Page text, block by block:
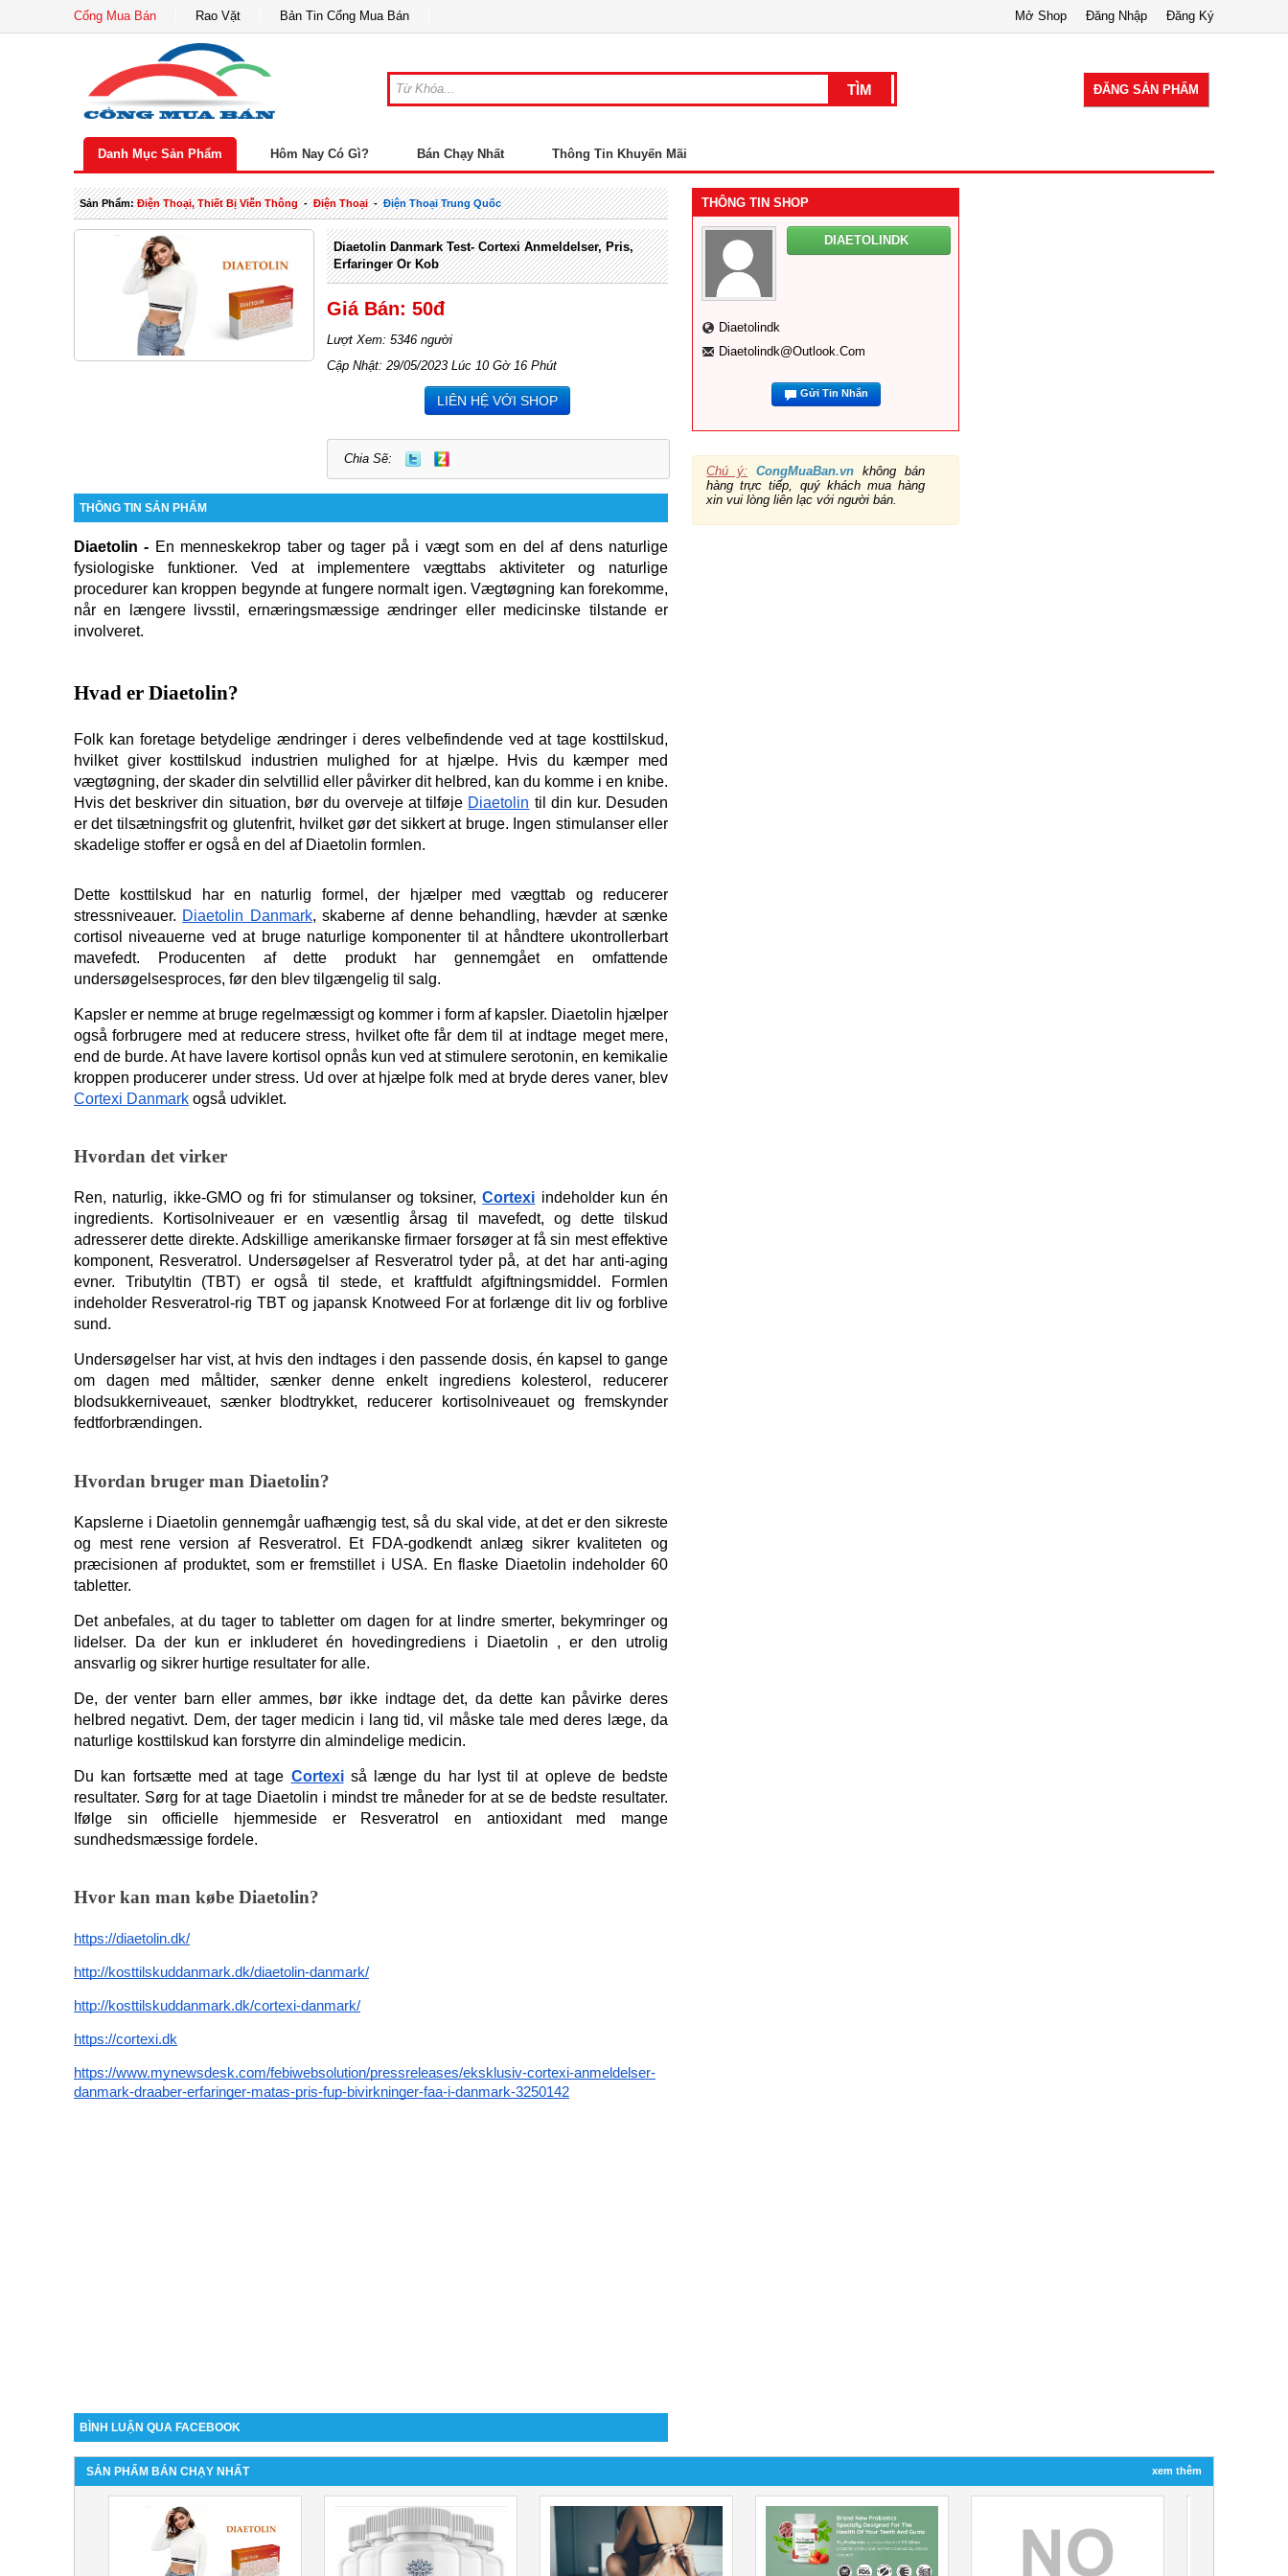
Cổng Mua Bán Rao Vặt Bản Tin Cổng Mua Bán Đăng Ký
Đăng Nhập
Mở Shop
ĐĂNG SẢN PHẨM
Danh Mục Sản Phẩm Hôm Nay Có Gì? Bán Chạy Nhất Thông Tin Khuyến Mãi
Sản Phẩm:Điện Thoại, Thiết Bị Viễn Thông-Điện Thoại-Điện Thoại Trung Quốc
Diaetolin Danmark Test- Cortexi Anmeldelser, Pris,
Erfaringer Or Kob
Giá Bán: 50đ
Lượt Xem: 5346 người
Cập Nhật: 29/05/2023 Lúc 10 Gờ 16 Phút
LIÊN HỆ VỚI SHOP
Chia Sẽ:
THÔNG TIN SẢN PHẨM
Diaetolin - En menneskekrop taber og tager på i vægt som en del af dens naturlige
fysiologiske funktioner. Ved at implementere vægttabs aktiviteter og naturlige
procedurer kan kroppen begynde at fungere normalt igen. Vægtøgning kan forekomme,
når en længere livsstil, ernæringsmæssige ændringer eller medicinske tilstande er
involveret.
Hvad er Diaetolin?
Folk kan foretage betydelige ændringer i deres velbefindende ved at tage kosttilskud,
hvilket giver kosttilskud industrien mulighed for at hjælpe. Hvis du kæmper med
vægtøgning, der skader din selvtillid eller påvirker dit helbred, kan du komme i en knibe.
Hvis det beskriver din situation, bør du overveje at tilføje Diaetolin til din kur. Desuden
er det tilsætningsfrit og glutenfrit, hvilket gør det sikkert at bruge. Ingen stimulanser eller
skadelige stoffer er også en del af Diaetolin formlen.
Dette kosttilskud har en naturlig formel, der hjælper med vægttab og reducerer
stressniveauer. Diaetolin Danmark, skaberne af denne behandling, hævder at sænke
cortisol niveauerne ved at bruge naturlige komponenter til at håndtere ukontrollerbart
mavefedt. Producenten af ​​dette produkt har gennemgået en omfattende
undersøgelsesproces, før den blev tilgængelig til salg.
Kapsler er nemme at bruge regelmæssigt og kommer i form af kapsler. Diaetolin hjælper
også forbrugere med at reducere stress, hvilket ofte får dem til at indtage meget mere,
end de burde. At have lavere kortisol opnås kun ved at stimulere serotonin, en kemikalie
Cortexi Danmark også udviklet.
Hvordan det virker
Ren, naturlig, ikke-GMO og fri for stimulanser og toksiner, Cortexi indeholder kun én
ingredients. Kortisolniveauer er en væsentlig årsag til mavefedt, og dette tilskud
adresserer dette direkte. Adskillige amerikanske firmaer forsøger at få sin mest effektive
komponent, Resveratrol. Undersøgelser af Resveratrol tyder på, at det har anti-aging
evner. Tributyltin (TBT) er også til stede, et kraftfuldt afgiftningsmiddel. Formlen
indeholder Resveratrol-rig TBT og japansk Knotweed For at forlænge dit liv og forblive
sund.
Undersøgelser har vist, at hvis den indtages i den passende dosis, én kapsel to gange
om dagen med måltider, sænker denne enkelt ingrediens kolesterol, reducerer
blodsukkerniveauet, sænker blodtrykket, reducerer kortisolniveauet og fremskynder
fedtforbrændingen.
Hvordan bruger man Diaetolin?
Kapslerne i Diaetolin gennemgår uafhængig test, så du skal vide, at det er den sikreste
og mest rene version af Resveratrol. Et FDA-godkendt anlæg sikrer kvaliteten og
præcisionen af ​​produktet, som er fremstillet i USA. En flaske Diaetolin indeholder 60
tabletter.
Det anbefales, at du tager to tabletter om dagen for at lindre smerter, bekymringer og
lidelser. Da der kun er inkluderet én hovedingrediens i Diaetolin , er den utrolig
ansvarlig og sikrer hurtige resultater for alle.
De, der venter barn eller ammes, bør ikke indtage det, da dette kan påvirke deres
helbred negativt. Dem, der tager medicin i lang tid, vil måske tale med deres læge, da
naturlige kosttilskud kan forstyrre din almindelige medicin.
Du kan fortsætte med at tage Cortexi så længe du har lyst til at opleve de bedste
resultater. Sørg for at tage Diaetolin i mindst tre måneder for at se de bedste resultater.
Ifølge sin officielle hjemmeside er Resveratrol en antioxidant med mange
sundhedsmæssige fordele.
Hvor kan man købe Diaetolin?
https://diaetolin.dk/
http://kosttilskuddanmark.dk/diaetolin-danmark/
http://kosttilskuddanmark.dk/cortexi-danmark/
https://cortexi.dk
https://www.mynewsdesk.com/febiwebsolution/pressreleases/eksklusiv-cortexi-anmeldelser-
danmark-draaber-erfaringer-matas-pris-fup-bivirkninger-faa-i-danmark-3250142
BÌNH LUẬN QUA FACEBOOK
THÔNG TIN SHOP
DIAETOLINDK
Diaetolindk
Diaetolindk@outlook.com
Gửi Tin Nhắn
Chú ý: CongMuaBan.vn không bán
hàng trực tiếp, quý khách mua hàng
xin vui lòng liên lạc với người bán.
SẢN PHẨM BÁN CHẠY NHẤT xem thêm